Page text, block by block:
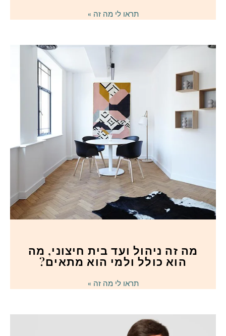
תראו לי מה זה »
מה זה ניהול ועד בית חיצוני, מה
הוא כולל ולמי הוא מתאים?
תראו לי מה זה »